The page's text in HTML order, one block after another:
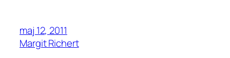
maj 12, 2011
Margit Richert